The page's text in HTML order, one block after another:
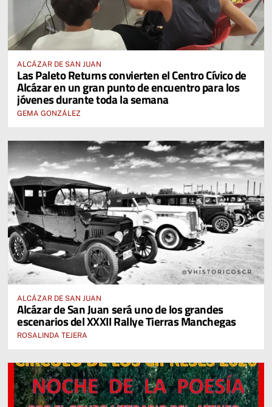
ALCÁZAR DE SAN JUAN
Las Paleto Returns convierten el Centro Cívico de
Alcázar en un gran punto de encuentro para los
jóvenes durante toda la semana
GEMA GONZÁLEZ
ALCÁZAR DE SAN JUAN
Alcázar de San Juan será uno de los grandes
escenarios del XXXII Rallye Tierras Manchegas
ROSALINDA TEJERA